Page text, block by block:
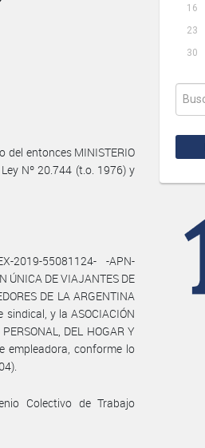
16
23
30
del entonces MINISTERIO
Nº 20.744 (t.o. 1976) y
2019-55081124- -APN-
ÚNICA DE VIAJANTES DE
DE LA ARGENTINA
sindical, y la ASOCIACIÓN
DEL HOGAR Y
empleadora, conforme lo
Colectivo de Trabajo